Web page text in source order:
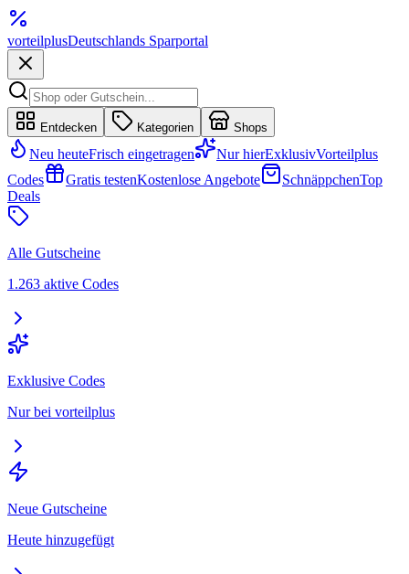
vorteilplusDeutschlands Sparportal
Entdecken Kategorien Shops
Neu heuteFrisch eingetragen Nur hierExklusivVorteilplus
Codes
Gratis testenKostenlose Angebote SchnäppchenTop
Deals
Alle Gutscheine
1.263 aktive Codes
Exklusive Codes
Nur bei vorteilplus
Neue Gutscheine
Heute hinzugefügt